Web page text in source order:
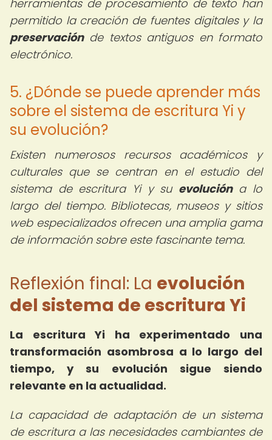
herramientas de procesamiento de texto han
permitido la creación de fuentes digitales y la
preservaciónde textos antiguos en formato
electrónico.
5. ¿Dónde se puede aprender más
sobre el sistema de escritura Yi y
su evolución?
Existen numerosos recursos académicos y
culturales que se centran en el estudio del
sistema de escritura Yi y su evolucióna lo
largo del tiempo. Bibliotecas, museos y sitios
web especializados ofrecen una amplia gama
de información sobre este fascinante tema.
Reflexión final: La evolución
del sistema de escritura Yi
La escritura Yi ha experimentado una
transformación asombrosa a lo largo del
tiempo, y su evolución sigue siendo
relevante en la actualidad.
La capacidad de adaptación de un sistema
de escritura a las necesidades cambiantes de